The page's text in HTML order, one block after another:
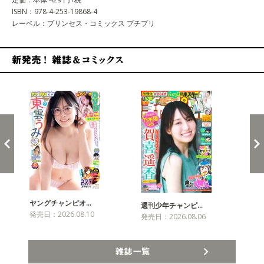
ISBN：978-4-253-19868-4
レーベル：プリンセス・コミックス プチプリ
ヤングチャンピオ…
発売日：2026.08.10
週刊少年チャンピ…
発売日：2026.08.06